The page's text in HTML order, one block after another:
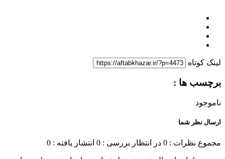
لینک کوتاه
برچسب ها :
ناموجود
ارسال نظر شما
مجموع نظرات : 0 در انتظار بررسی : 0 انتشار یافته : 0